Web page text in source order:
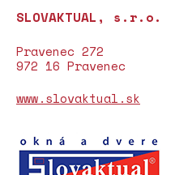
SLOVAKTUAL, s.r.o.
Pravenec 272
972 16 Pravenec
www.slovaktual.sk